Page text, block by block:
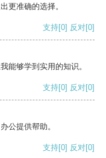
更准确的选择。
支持[0] 反对[0]
能够学到实用的知识。
支持[0] 反对[0]
公提供帮助。
支持[0] 反对[0]